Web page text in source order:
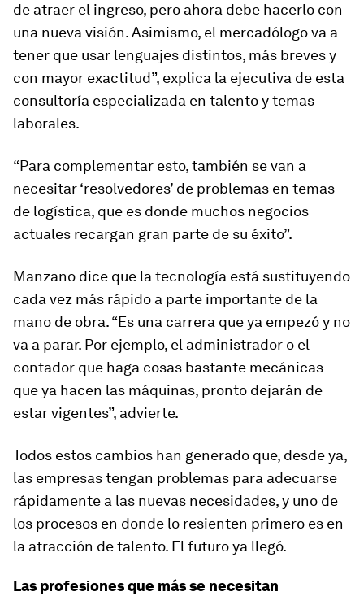
de atraer el ingreso, pero ahora debe hacerlo con
una nueva visión. Asimismo, el mercadólogo va a
tener que usar lenguajes distintos, más breves y
con mayor exactitud”, explica la ejecutiva de esta
consultoría especializada en talento y temas
laborales.
“Para complementar esto, también se van a
necesitar ‘resolvedores’ de problemas en temas
de logística, que es donde muchos negocios
actuales recargan gran parte de su éxito”.
Manzano dice que la tecnología está sustituyendo
cada vez más rápido a parte importante de la
mano de obra. “Es una carrera que ya empezó y no
va a parar. Por ejemplo, el administrador o el
contador que haga cosas bastante mecánicas
que ya hacen las máquinas, pronto dejarán de
estar vigentes”, advierte.
Todos estos cambios han generado que, desde ya,
las empresas tengan problemas para adecuarse
rápidamente a las nuevas necesidades, y uno de
los procesos en donde lo resienten primero es en
la atracción de talento. El futuro ya llegó.
Las profesiones que más se necesitan